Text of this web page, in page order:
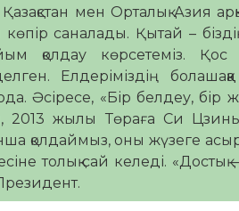
мен Орталық Азия
саналады. Қытай –
қолдау көрсетеміз. Қос
Елдеріміздің
Әсіресе, «Бір белдеу,
2013 жылы Төраға Си
қолдаймыз, оны жүзеге
толық сай келеді.